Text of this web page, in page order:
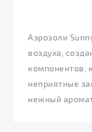
Аэрозоли
воздуха,
компонентов,
неприятные
нежный